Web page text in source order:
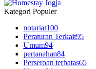
Kategori Populer
notariat100
Peraturan Terkait95
Umum94
pertanahan84
Perseroan terbatas65